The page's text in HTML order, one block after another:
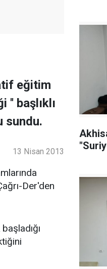
eğitim
başlıklı
sundu.
13 Nisan 2013
Der'den